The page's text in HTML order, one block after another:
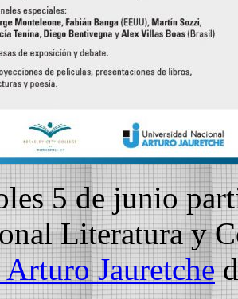
5 de junio
Literatura y
Jauretche